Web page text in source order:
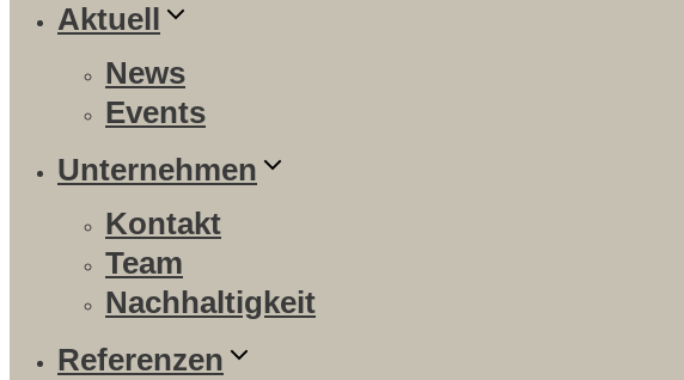
Aktuell
News
Events
Unternehmen
Kontakt
Team
Nachhaltigkeit
Referenzen